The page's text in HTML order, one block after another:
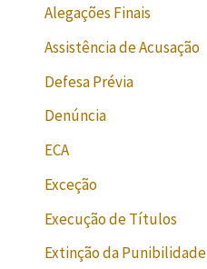
Alegações Finais
Assistência de Acusação
Defesa Prévia
Denúncia
ECA
Exceção
Execução de Títulos
Extinção da Punibilidade